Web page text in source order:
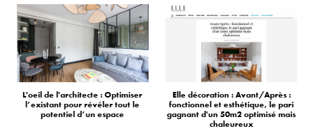
L'oeil de l'architecte : Optimiser
l’existant pour révéler tout le
potentiel d’un espace
Elle décoration : Avant/Après :
fonctionnel et esthétique, le pari
gagnant d'un 50m2 optimisé mais
chaleureux